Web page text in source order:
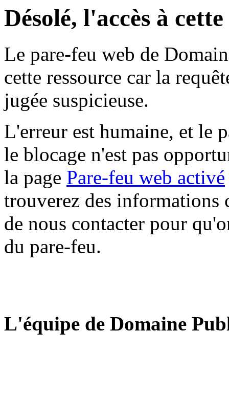
Désolé, l'accès à
Le pare-feu web de
cette ressource car la
jugée suspicieuse.
L'erreur est humaine, et le
le blocage n'est pas
la page Pare-feu web activé
trouverez des informations
de nous contacter pour
du pare-feu.
L'équipe de Domaine